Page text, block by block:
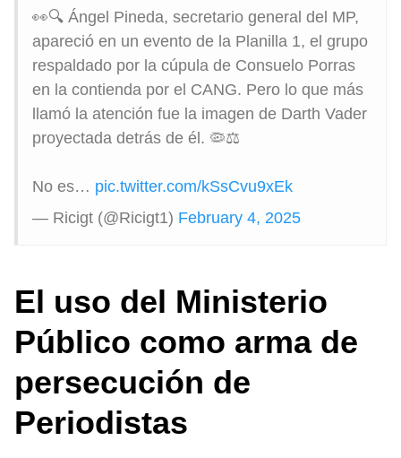
👀🔍 Ángel Pineda, secretario general del MP,
apareció en un evento de la Planilla 1, el grupo
respaldado por la cúpula de Consuelo Porras
en la contienda por el CANG. Pero lo que más
llamó la atención fue la imagen de Darth Vader
proyectada detrás de él. 🦠⚖️
No es… pic.twitter.com/kSsCvu9xEk
— Ricigt (@Ricigt1) February 4, 2025
El uso del Ministerio
Público como arma de
persecución de
Periodistas